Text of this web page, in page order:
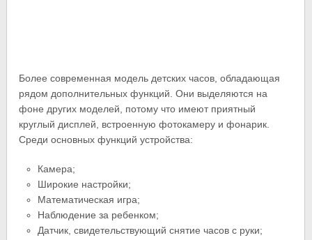
Более современная модель детских часов, обладающая
рядом дополнительных функций. Они выделяются на
фоне других моделей, потому что имеют приятный
круглый дисплей, встроенную фотокамеру и фонарик.
Среди основных функций устройства:
Камера;
Широкие настройки;
Математическая игра;
Наблюдение за ребенком;
Датчик, свидетельствующий снятие часов с руки;